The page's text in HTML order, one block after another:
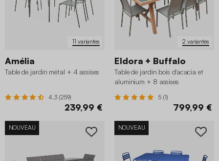
11 variantes
Amélia
Table de jardin métal + 4 assises
4.3 (259)
239,99 €
2 variantes
Eldora + Buffalo
Table de jardin bois d'acacia et
aluminium + 8 assises
5 (1)
799,99 €
NOUVEAU NOUVEAU